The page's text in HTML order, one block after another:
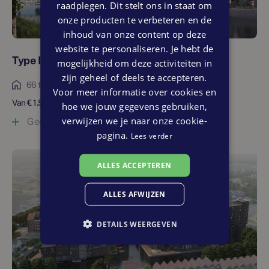
In de directe omgeving van Houthavenkade ontdek je een
scala aan winkels, boetiekjes en restaurants. Op korte
afstand ligt de historische stadskern van Zaandam en het
treinstation. Binnen vijf minuten wandel je naar de
levendige Dam, het bruisende hart van Zaandam, waar het
veelzijdige uitgaansleven en de gezellige cafés en
restaurants je verwelkomen.
natuurliefhebbers ook genoeg te ontdekken. Verken de
Zaanse Schans met de iconische molens en historische
gebouwen, of geniet van veel groen in de parken in de
omgeving.
Het Vijfhoekpark ligt op slechts 15 minuten fietsen en ook
natuurgebied ‘t Twiske is niet ver weg. Dit is een uitgestrekt
recreatiegebied met weidse wateren, bossen en
Type II, 3-kamerappartementen
66 tot 80 m²
Van € 1.565 tot € 1.785
Geen woningen (meer) beschikbaar
raadplegen. Dit stelt ons in staat om
onze producten te verbeteren en de
inhoud van onze content op deze
website te personaliseren. Je hebt de
mogelijkheid om deze activiteiten in
zijn geheel of deels te accepteren.
Voor meer informatie over cookies en
hoe we jouw gegevens gebruiken,
verwijzen we je naar onze cookie-
pagina. Lees verder
ALLES ACCEPTEREN
ALLES AFWIJZEN
DETAILS WEERGEVEN